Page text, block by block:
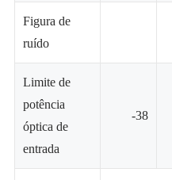
Figura de
ruído
Limite de
potência
óptica de
entrada
-38